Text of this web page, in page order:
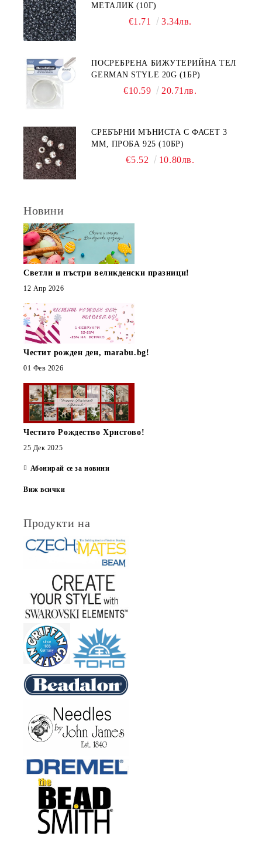
МЕТАЛИК (10Г)
€1.71 3.34лв.
ПОСРЕБРЕНА БИЖУТЕРИЙНА ТЕЛ
GERMAN STYLE 20G (1БР)
€10.59 20.71лв.
СРЕБЪРНИ МЪНИСТА С ФАСЕТ 3
ММ, ПРОБА 925 (10БР)
€5.52 10.80лв.
Новини
Светли и пъстри великденски празници!
12 Апр 2026
Честит рожден ден, marabu.bg!
01 Фев 2026
Честито Рождество Христово!
25 Дек 2025
Абонирай се за новини
Виж всички
Продукти на